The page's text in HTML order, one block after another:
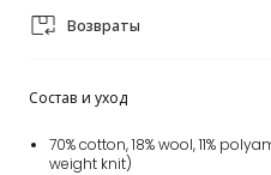
Возвраты
Состав и уход
70% cotton, 18% wool, 11%
weight knit)